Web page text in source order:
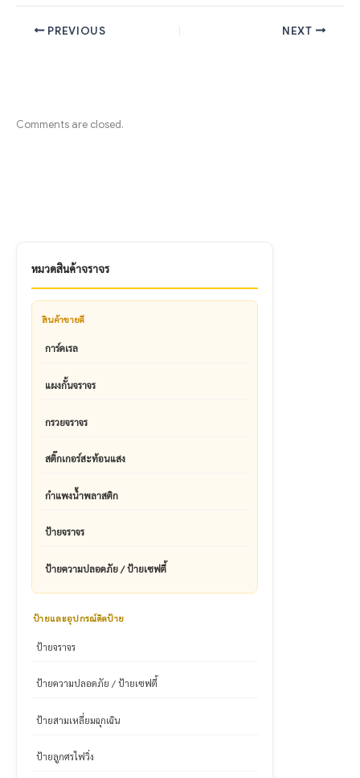
หมวดสินค้าจราจร
สินค้าขายดี
การ์ดเรล
แผงกั้นจราจร
กรวยจราจร
สติ๊กเกอร์สะท้อนแสง
กำแพงน้ำพลาสติก
ป้ายจราจร
ป้ายความปลอดภัย / ป้ายเซฟตี้
ป้ายและอุปกรณ์ติดป้าย
ป้ายจราจร
ป้ายความปลอดภัย / ป้ายเซฟตี้
ป้ายสามเหลี่ยมฉุกเฉิน
ป้ายลูกศรไฟวิ่ง
PREVIOUS NEXT
Comments are closed.